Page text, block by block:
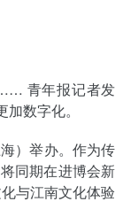
青年报记者发
数字化。
）举办。作为传
同期在进博会新
与江南文化体验